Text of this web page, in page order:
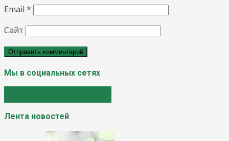
Email *
Сайт
Мы в социальных сетях
Лента новостей